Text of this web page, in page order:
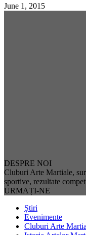
June 1, 2015
DESPRE NOI
Cluburi Arte Martiale,
sportive, rezultate
URMAȚI-NE
Știri
Evenimente
Cluburi Arte